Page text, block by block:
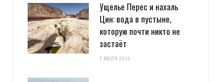
Ущелье Перес и нахаль
Цин: вода в пустыне,
которую почти никто не
застаёт
1 ИЮЛЯ 2026